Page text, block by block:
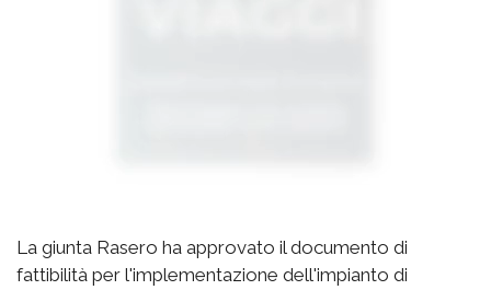
La giunta Rasero ha approvato il documento di
fattibilità per l'implementazione dell'impianto di